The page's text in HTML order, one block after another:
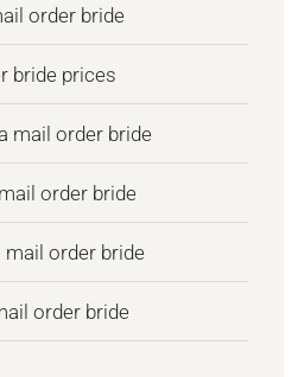
order bride
bride prices
mail order bride
order bride
mail order bride
order bride